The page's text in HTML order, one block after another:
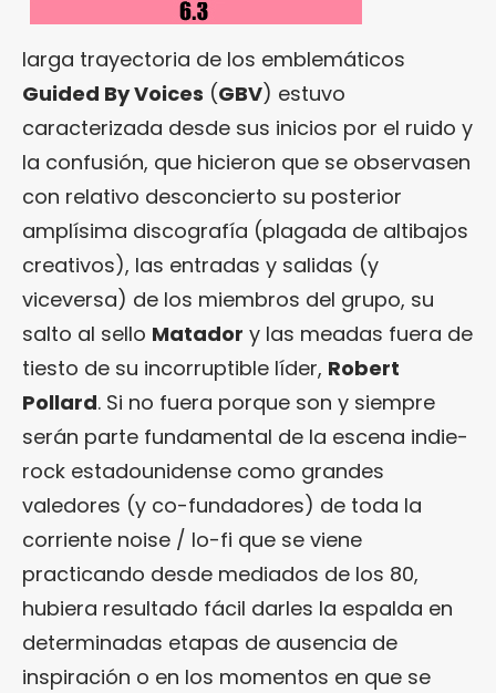
larga trayectoria de los emblemáticos
Guided By Voices (GBV) estuvo
caracterizada desde sus inicios por el ruido y
la confusión, que hicieron que se observasen
con relativo desconcierto su posterior
amplísima discografía (plagada de altibajos
creativos), las entradas y salidas (y
viceversa) de los miembros del grupo, su
salto al sello Matador y las meadas fuera de
tiesto de su incorruptible líder, Robert
Pollard. Si no fuera porque son y siempre
serán parte fundamental de la escena indie-
rock estadounidense como grandes
valedores (y co-fundadores) de toda la
corriente noise / lo-fi que se viene
practicando desde mediados de los 80,
hubiera resultado fácil darles la espalda en
determinadas etapas de ausencia de
inspiración o en los momentos en que se